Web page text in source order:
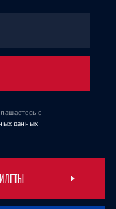
с
данных